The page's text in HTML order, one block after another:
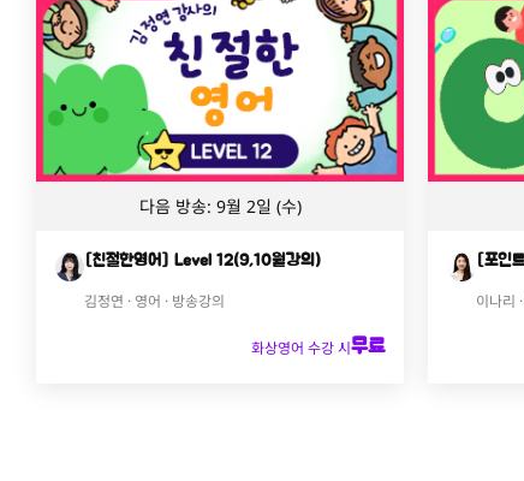
다음 방송: 9월 2일 (수)
[친절한영어] Level 12(9,10월강의)
김정연 · 영어 · 방송강의
화상영어 수강 시무료
[포인
이나리